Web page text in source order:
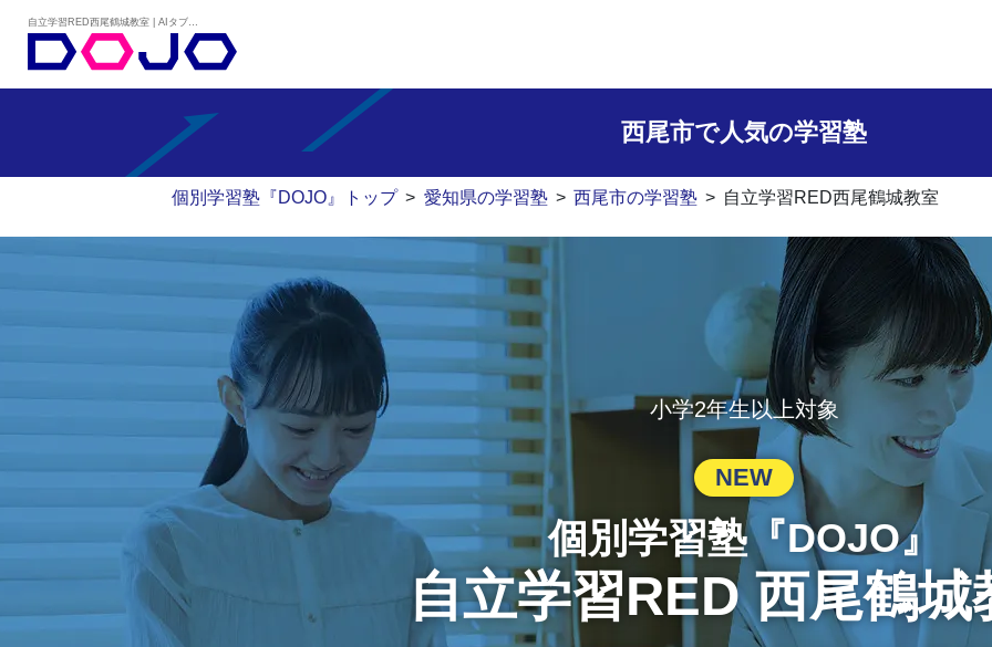
西尾市で人気の学習塾
個別学習塾『DOJO』トップ > 愛知県の学習塾 > 西尾市の学習塾 > 自立学習RED西尾鶴城教室
小学2年生以上対象
NEW
個別学習塾『DOJO』
自立学習RED 西尾鶴城